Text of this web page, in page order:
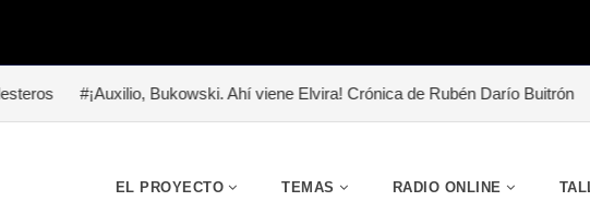
Ahí viene Elvira! Crónica de Rubén Darío Buitrón #«Abrazo de lodo».
EL PROYECTO TEMAS RADIO ONLINE